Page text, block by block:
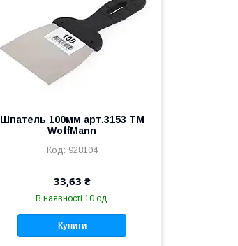
Шпатель 100мм арт.3153 ТМ
WoffMann
928104
33,63 ₴
В наявності 10 од.
Купити